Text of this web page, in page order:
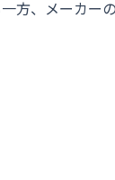
方、メーカー